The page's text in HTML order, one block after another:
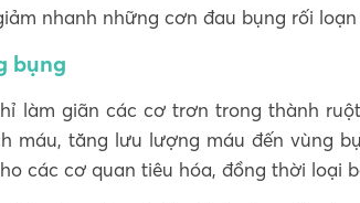
nhanh những cơn đau bụng rối loạn
bụng
làm giãn các cơ trơn trong thành
máu, tăng lưu lượng máu đến vùng
các cơ quan tiêu hóa, đồng thời loại